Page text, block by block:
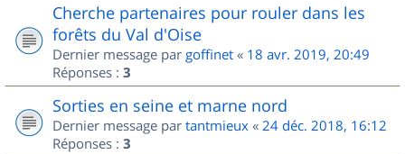
Cherche partenaires pour rouler dans les
forêts du Val d'Oise
Dernier message par goffinet « 18 avr. 2019, 20:49
Réponses : 3
Sorties en seine et marne nord
Dernier message par tantmieux « 24 déc. 2018, 16:12
Réponses : 3